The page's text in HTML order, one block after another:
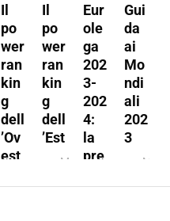
Il
po
wer
ran
kin
g
dell
’Ov
est
Il
po
wer
ran
kin
g
dell
’Est
Marco
Eur
ole
ga
202
3-
202
4:
la
pre
w
Gui
da
ai
Mo
ndi
ali
202
3
l